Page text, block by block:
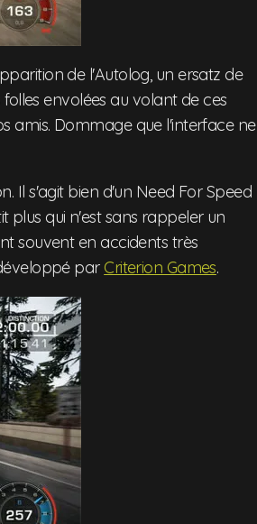
de l'Autolog, un ersatz de
envolées au volant de ces
amis. Dommage que l'interface ne
Il s'agit bien d'un Need For Speed
plus qui n'est sans rappeler un
souvent en accidents très
par Criterion Games.